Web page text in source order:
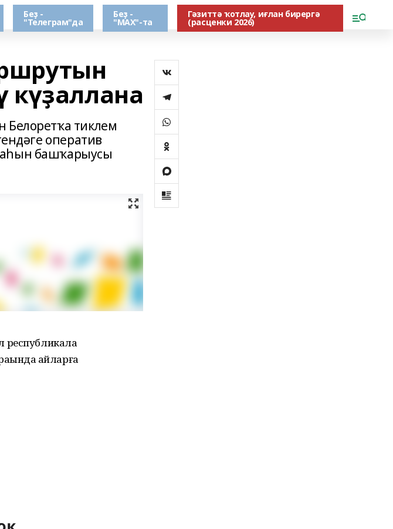
Беҙ -
"Телеграм"да
Беҙ -
"МАХ"-та
Гәзиттә ҡотлау, иғлан бирергә
(расценки 2026)
күҙаллана
тиклем
оператив
башҡарыусы
республикала
һайларға